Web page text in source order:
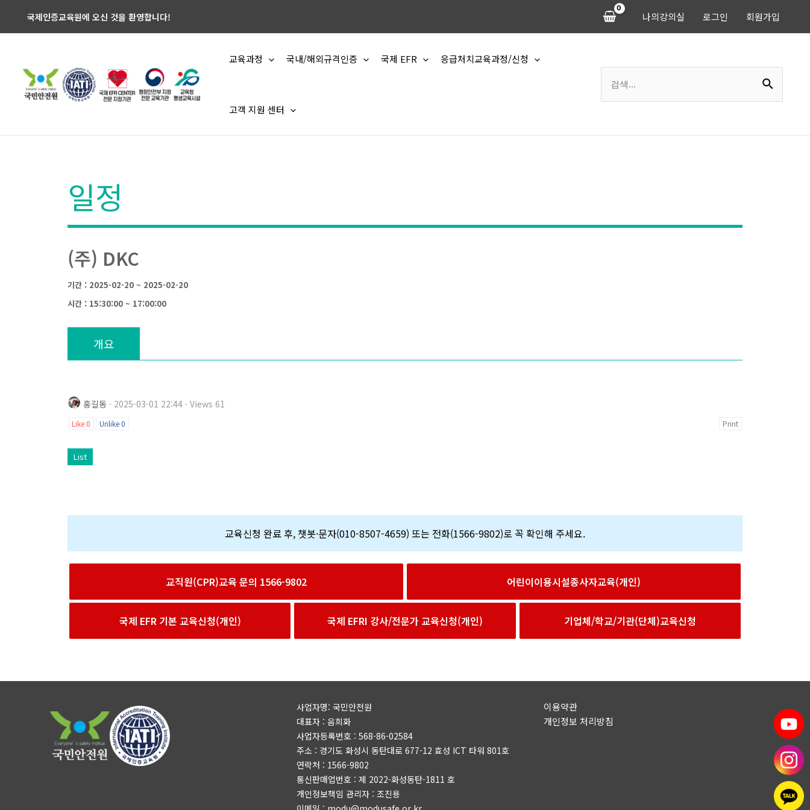
국제인증교육원에 오신 것을 환영합니다! 나의강의실 로그인 회원가입
교육과정 국내/해외규격인증 국제 EFR 응급처치교육과정/신청
고객 지원 센터
일정
(주) DKC
기간 : 2025-02-20 ~ 2025-02-20
시간 : 15:30:00 ~ 17:00:00
개요
홍길동 · 2025-03-01 22:44 · Views 61
Like 0 Unlike0 Print
List
교육신청 완료 후, 챗봇·문자(010-8507-4659) 또는 전화(1566-9802)로 꼭 확인해 주세요.
교직원(CPR)교육 문의 1566-9802 어린이이용시설종사자교육(개인)
국제 EFR 기본 교육신청(개인) 국제 EFRI 강사/전문가 교육신청(개인) 기업체/학교/기관(단체)교육신청
사업자명: 국민안전원
대표자 : 음희화
사업자등록번호 : 568-86-02584
주소 : 경기도 화성시 동탄대로 677-12 효성 ICT 타워 801호
연락처 : 1566-9802
통신판매업번호 : 제 2022-화성동탄-1811 호
개인정보책임 관리자 : 조진용
이용약관
개인정보 처리방침